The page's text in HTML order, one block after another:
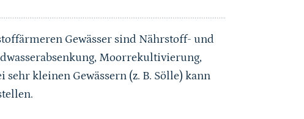
Gewässer sind Nährstoff- und
Moorrekultivierung,
kleinen Gewässern (z. B. Sölle) kann